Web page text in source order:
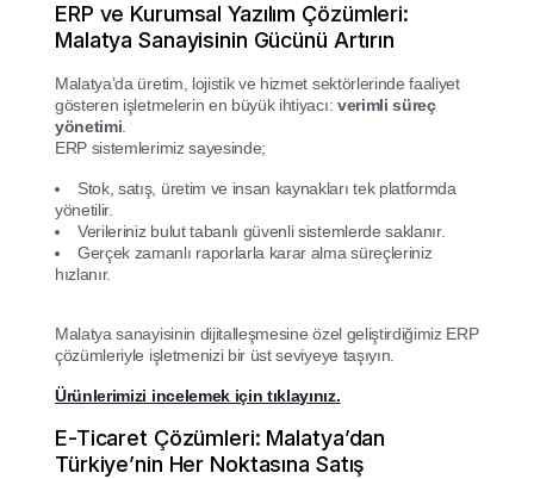
ERP ve Kurumsal Yazılım Çözümleri:
Malatya Sanayisinin Gücünü Artırın
Malatya’da üretim, lojistik ve hizmet sektörlerinde faaliyet
gösteren işletmelerin en büyük ihtiyacı: verimli süreç
yönetimi
ERP sistemlerimiz sayesinde;
Stok, satış, üretim ve insan kaynakları tek platformda
yönetilir.
Verileriniz bulut tabanlı güvenli sistemlerde saklanır.
Gerçek zamanlı raporlarla karar alma süreçleriniz
hızlanır.
Malatya sanayisinin dijitalleşmesine özel geliştirdiğimiz ERP
çözümleriyle işletmenizi bir üst seviyeye taşıyın.
Ürünlerimizi incelemek için tıklayınız.
E-Ticaret Çözümleri: Malatya’dan
Türkiye’nin Her Noktasına Satış